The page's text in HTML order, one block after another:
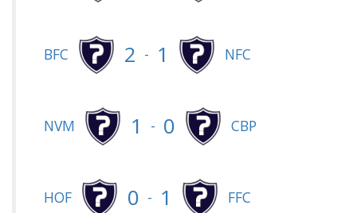
BFC 2 - 1 NFC
NVM 1 - 0 CBP
HOF 0 - 1 FFC